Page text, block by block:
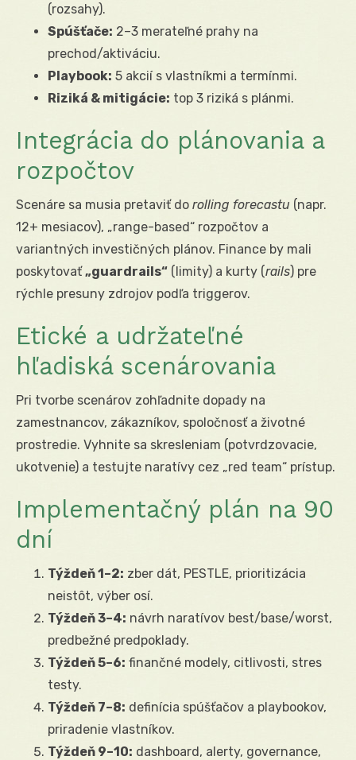
(rozsahy).
Spúšťače: 2–3 merateľné prahy na
prechod/aktiváciu.
Playbook: 5 akcií s vlastníkmi a termínmi.
Riziká & mitigácie: top 3 riziká s plánmi.
Integrácia do plánovania a
rozpočtov
Scenáre sa musia pretaviť do rolling forecastu (napr.
12+ mesiacov), „range-based“ rozpočtov a
variantných investičných plánov. Finance by mali
poskytovať„guardrails“ (limity) a kurty (rails) pre
rýchle presuny zdrojov podľa triggerov.
Etické a udržateľné
hľadiská scenárovania
Pri tvorbe scenárov zohľadnite dopady na
zamestnancov, zákazníkov, spoločnosť a životné
prostredie. Vyhnite sa skresleniam (potvrdzovacie,
ukotvenie) a testujte naratívy cez „red team“ prístup.
Implementačný plán na 90
dní
Týždeň 1–2: zber dát, PESTLE, prioritizácia
neistôt, výber osí.
Týždeň 3–4: návrh naratívov best/base/worst,
predbežné predpoklady.
Týždeň 5–6: finančné modely, citlivosti, stres
testy.
Týždeň 7–8: definícia spúšťačov a playbookov,
priradenie vlastníkov.
Týždeň 9–10: dashboard, alerty, governance,